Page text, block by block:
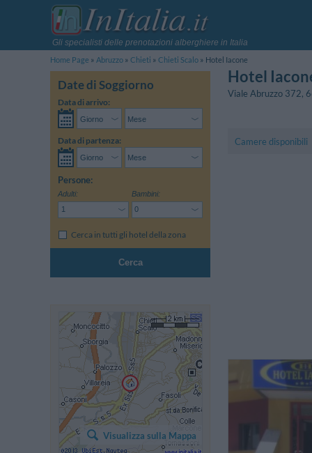
Gli specialisti delle prenotazioni alberghiere in Italia
Home Page
Abruzzo Chieti Chieti Scalo Hotel Iacone
Date di Soggiorno
Data di arrivo:
Data di partenza:
Persone:
Adulti: Bambini:
Cerca in tutti gli hotel della zona
Cerca
Hotel
Viale Abruzzo 372,
Camere disponibili
Visualizza sulla Mappa